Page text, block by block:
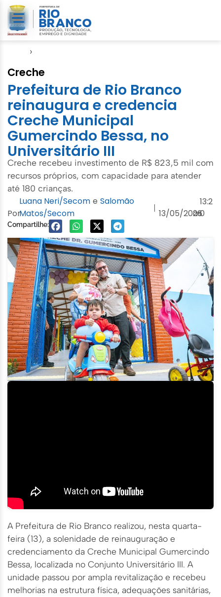
›
Creche
Prefeitura de Rio Branco
reinaugura e credencia
Creche Municipal
Gumercindo Bessa, no
Universitário III
Creche recebeu investimento de R$ 823,5 mil com
recursos próprios, com capacidade para atender
até 180 crianças.
Por
Luana Neri/Secom e Salomão
Matos/Secom
|
13/05/2026
às
13:2
0
Compartilhe:
A Prefeitura de Rio Branco realizou, nesta quarta-
feira (13), a solenidade de reinauguração e
credenciamento da Creche Municipal Gumercindo
Bessa, localizada no Conjunto Universitário III. A
unidade passou por ampla revitalização e recebeu
melhorias na estrutura física, adequações sanitárias,